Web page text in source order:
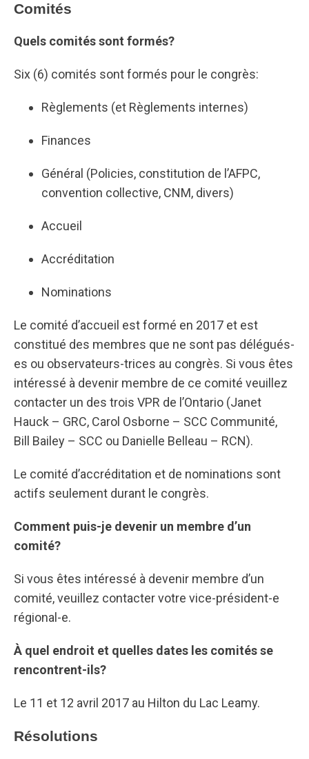
Comités
Quels comités sont formés?
Six (6) comités sont formés pour le congrès:
Règlements (et Règlements internes)
Finances
Général (Policies, constitution de l’AFPC,
convention collective, CNM, divers)
Accueil
Accréditation
Nominations
Le comité d’accueil est formé en 2017 et est
constitué des membres que ne sont pas délégués-
es ou observateurs-trices au congrès. Si vous êtes
intéressé à devenir membre de ce comité veuillez
contacter un des trois VPR de l’Ontario (Janet
Hauck – GRC, Carol Osborne – SCC Communité,
Bill Bailey – SCC ou Danielle Belleau – RCN).
Le comité d’accréditation et de nominations sont
actifs seulement durant le congrès.
Comment puis-je devenir un membre d’un
comité?
Si vous êtes intéressé à devenir membre d’un
comité, veuillez contacter votre vice-président-e
régional-e.
À quel endroit et quelles dates les comités se
rencontrent-ils?
Le 11 et 12 avril 2017 au Hilton du Lac Leamy.
Résolutions